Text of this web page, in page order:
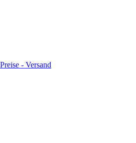
Preise - Versand